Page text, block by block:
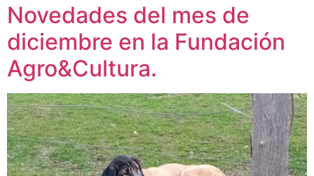
Novedades del mes de
diciembre en la Fundación
Agro&Cultura.